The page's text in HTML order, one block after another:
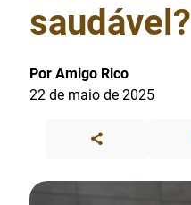
saudável?
Por Amigo Rico
22 de maio de 2025